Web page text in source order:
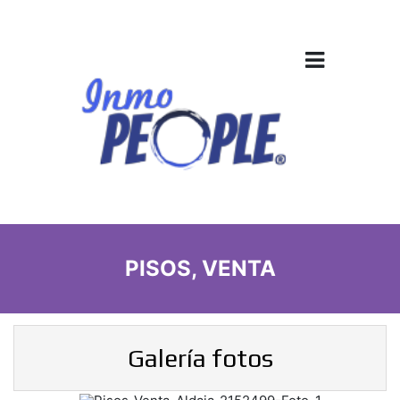
PISOS, VENTA
Galería fotos